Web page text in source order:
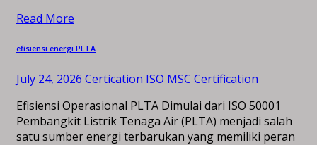
Read More
efisiensi energi PLTA
July 24, 2026 Certication ISO MSC Certification
Efisiensi Operasional PLTA Dimulai dari ISO 50001
Pembangkit Listrik Tenaga Air (PLTA) menjadi salah
satu sumber energi terbarukan yang memiliki peran